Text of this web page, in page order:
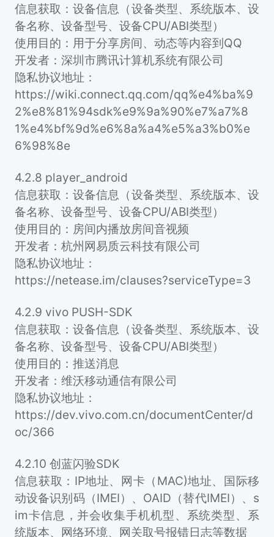
信息获取：设备信息（设备类型、系统版本、设
备名称、设备型号、设备CPU/ABI类型）
使用目的：用于分享房间、动态等内容到QQ
开发者：深圳市腾讯计算机系统有限公司
隐私协议地址：
https://wiki.connect.qq.com/qq%e4%ba%9
2%e8%81%94sdk%e9%9a%90%e7%a7%8
1%e4%bf%9d%e6%8a%a4%e5%a3%b0%e
6%98%8e
4.2.8 player_android
信息获取：设备信息（设备类型、系统版本、设
备名称、设备型号、设备CPU/ABI类型）
使用目的：房间内播放房间音视频
开发者：杭州网易质云科技有限公司
隐私协议地址：
https://netease.im/clauses?serviceType=3
4.2.9 vivo PUSH-SDK
信息获取：设备信息（设备类型、系统版本、设
备名称、设备型号、设备CPU/ABI类型）
使用目的：推送消息
开发者：维沃移动通信有限公司
隐私协议地址：
https://dev.vivo.com.cn/documentCenter/d
oc/366
4.2.10 创蓝闪验SDK
信息获取：IP地址、网卡（MAC)地址、国际移
动设备识别码（IMEI）、OAID（替代IMEI）、s
im卡信息，并会收集手机机型、系统类型、系
统版本、网络环境、网关取号报错日志等数据